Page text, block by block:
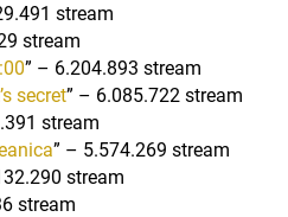
stream
stream
” – 6.204.893 stream
secret” – 6.085.722 stream
stream
” – 5.574.269 stream
stream
stream